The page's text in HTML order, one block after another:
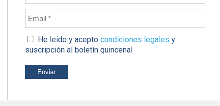
He leído y acepto condiciones legales y
suscripción al boletín quincenal